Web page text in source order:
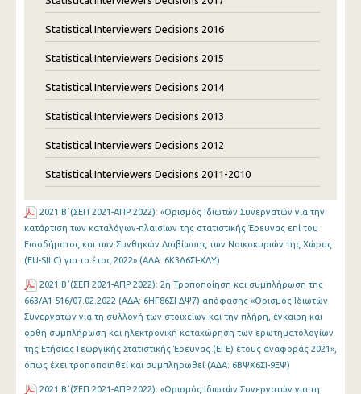
Statistical Interviewers Decisions 2016
Statistical Interviewers Decisions 2015
Statistical Interviewers Decisions 2014
Statistical Interviewers Decisions 2013
Statistical Interviewers Decisions 2012
Statistical Interviewers Decisions 2011-2010
2021 Β΄(ΣΕΠ 2021-ΑΠΡ 2022): «Ορισμός Ιδιωτών Συνεργατών για την
κατάρτιση των καταλόγων-πλαισίων της στατιστικής Έρευνας επί του
Εισοδήματος και των Συνθηκών Διαβίωσης των Νοικοκυριών της Χώρας
(EU-SILC) για το έτος 2022» (ΑΔΑ: 6Κ3Δ6ΣΙ-ΧΛΥ)
2021 Β΄(ΣΕΠ 2021-ΑΠΡ 2022): 2η Τροποποίηση και συμπλήρωση της
663/Α1-516/07.02.2022 (ΑΔΑ: 6ΗΓ86ΣΙ-ΔΨ7) απόφασης «Ορισμός Ιδιωτών
Συνεργατών για τη συλλογή των στοιχείων και την πλήρη, έγκαιρη και
ορθή συμπλήρωση και ηλεκτρονική καταχώρηση των ερωτηματολογίων
της Ετήσιας Γεωργικής Στατιστικής Έρευνας (ΕΓΕ) έτους αναφοράς 2021»,
όπως έχει τροποποιηθεί και συμπληρωθεί (ΑΔΑ: 6ΒΨΧ6ΣΙ-9ΞΨ)
2021 Β΄(ΣΕΠ 2021-ΑΠΡ 2022): «Ορισμός Ιδιωτών Συνεργατών για τη